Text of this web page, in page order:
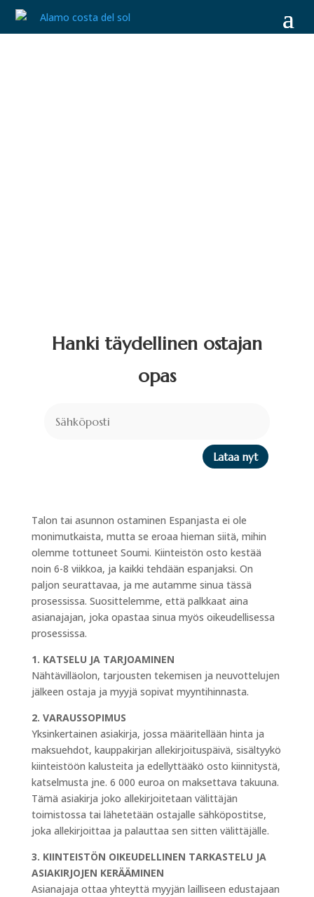
Hanki täydellinen ostajan
opas
Lataa nyt
Talon tai asunnon ostaminen Espanjasta ei ole
monimutkaista, mutta se eroaa hieman siitä, mihin
olemme tottuneet Soumi. Kiinteistön osto kestää
noin 6-8 viikkoa, ja kaikki tehdään espanjaksi. On
paljon seurattavaa, ja me autamme sinua tässä
prosessissa. Suosittelemme, että palkkaat aina
asianajajan, joka opastaa sinua myös oikeudellisessa
prosessissa.
1. KATSELU JA TARJOAMINEN
Nähtävilläolon, tarjousten tekemisen ja neuvottelujen
jälkeen ostaja ja myyjä sopivat myyntihinnasta.
2. VARAUSSOPIMUS
Yksinkertainen asiakirja, jossa määritellään hinta ja
maksuehdot, kauppakirjan allekirjoituspäivä, sisältyykö
kiinteistöön kalusteita ja edellyttääkö osto kiinnitystä,
katselmusta jne. 6 000 euroa on maksettava takuuna.
Tämä asiakirja joko allekirjoitetaan välittäjän
toimistossa tai lähetetään ostajalle sähköpostitse,
joka allekirjoittaa ja palauttaa sen sitten välittäjälle.
3. KIINTEISTÖN OIKEUDELLINEN TARKASTELU JA
ASIAKIRJOJEN KERÄÄMINEN
Asianajaja ottaa yhteyttä myyjän lailliseen edustajaan